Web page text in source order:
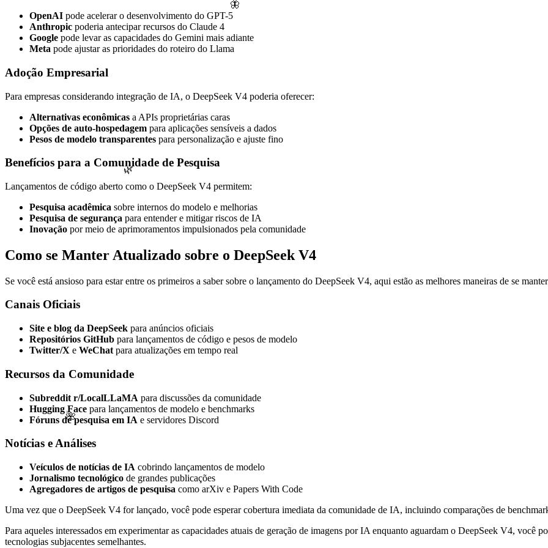
🌿
🌺
🦋
OpenAI pode acelerar o desenvolvimento do GPT-5
Anthropic poderia antecipar recursos do Claude 4
Google pode levar as capacidades do Gemini mais adiante
Meta pode ajustar as prioridades do roteiro do Llama
Adoção Empresarial
Para empresas considerando integração de IA, o DeepSeek V4 poderia oferecer:
Alternativas econômicas a APIs proprietárias caras
Opções de auto-hospedagem para aplicações sensíveis a dados
Pesos de modelo transparentes para personalização e ajuste fino
Benefícios para a Comunidade de Pesquisa
Lançamentos de código aberto como o DeepSeek V4 permitem:
Pesquisa acadêmica sobre internos do modelo e melhorias
Pesquisa de segurança para entender e mitigar riscos de IA
Inovação por meio de aprimoramentos impulsionados pela comunidade
Como se Manter Atualizado sobre o DeepSeek V4
Se você está ansioso para estar entre os primeiros a saber sobre o lançamento do DeepSeek V4, aqui estão as melhores maneiras de se
Canais Oficiais
Site e blog da DeepSeek para anúncios oficiais
Repositórios GitHub para lançamentos de código e pesos de modelo
Twitter/X e WeChat para atualizações em tempo real
Recursos da Comunidade
Subreddit r/LocalLLaMA para discussões da comunidade
Hugging Face para lançamentos de modelo e benchmarks
Fóruns de pesquisa em IA e servidores Discord
Notícias e Análises
Veículos de notícias de IA cobrindo lançamentos de modelo
Jornalismo tecnológico de grandes publicações
Agregadores de artigos de pesquisa como arXiv e Papers With Code
Uma vez que o DeepSeek V4 for lançado, você pode esperar cobertura imediata da comunidade de IA, incluindo comparações de
Para aqueles interessados em experimentar as capacidades atuais de geração de imagens por IA enquanto aguardam o DeepSeek V4, você
tecnologias subjacentes semelhantes.